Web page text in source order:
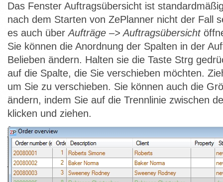
Das Fenster Auftragsübersicht ist
nach dem Starten von ZePlanner nicht der Fall
es auch überAufträge –> Auftragsübersicht
Sie können die Anordnung der Spalten in der
Belieben ändern. Halten sie die Taste Strg
auf die Spalte, die Sie verschieben möchten.
um Sie zu verschieben. Sie können auch die
ändern, indem Sie auf die Trennlinie zwischen
klicken und ziehen.